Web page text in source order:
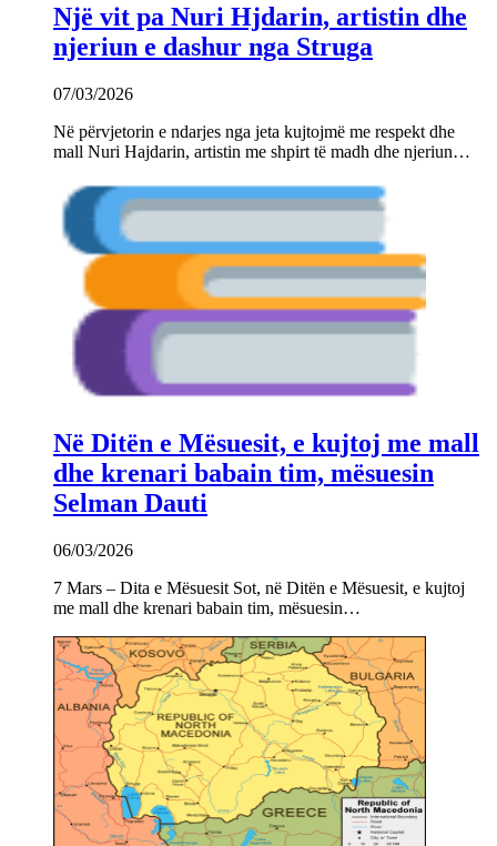
Një vit pa Nuri Hjdarin, artistin dhe
njeriun e dashur nga Struga
07/03/2026
Në përvjetorin e ndarjes nga jeta kujtojmë me respekt dhe
mall Nuri Hajdarin, artistin me shpirt të madh dhe njeriun…
Në Ditën e Mësuesit, e kujtoj me mall
dhe krenari babain tim, mësuesin
Selman Dauti
06/03/2026
7 Mars – Dita e Mësuesit Sot, në Ditën e Mësuesit, e kujtoj
me mall dhe krenari babain tim, mësuesin…